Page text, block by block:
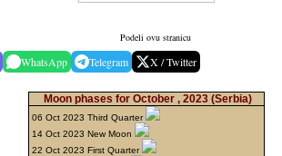
Podeli ovu stranicu
WhatsApp Telegram X / Twitter
Moon phases for October , 2023 (Serbia)
06 Oct 2023 Third Quarter
14 Oct 2023 New Moon
22 Oct 2023 First Quarter